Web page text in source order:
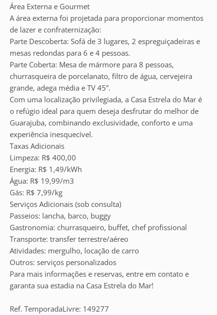
Área Externa e Gourmet
A área externa foi projetada para proporcionar momentos
de lazer e confraternização:
Parte Descoberta: Sofá de 3 lugares, 2 espreguiçadeiras e
mesas redondas para 6 e 4 pessoas.
Parte Coberta: Mesa de mármore para 8 pessoas,
churrasqueira de porcelanato, filtro de água, cervejeira
grande, adega média e TV 45”.
Com uma localização privilegiada, a Casa Estrela do Mar é
o refúgio ideal para quem deseja desfrutar do melhor de
Guarajuba, combinando exclusividade, conforto e uma
experiência inesquecível.
Taxas Adicionais
Limpeza: R$ 400,00
Energia: R$ 1,49/kWh
Água: R$ 19,99/m3
Gás: R$ 7,99/kg
Serviços Adicionais (sob consulta)
Passeios: lancha, barco, buggy
Gastronomia: churrasqueiro, buffet, chef profissional
Transporte: transfer terrestre/aéreo
Atividades: mergulho, locação de carro
Outros: serviços personalizados
Para mais informações e reservas, entre em contato e
garanta sua estadia na Casa Estrela do Mar!
Ref. TemporadaLivre: 149277